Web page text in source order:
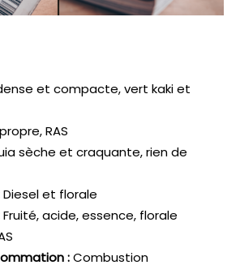
et compacte, vert kaki et
RAS
sèche et craquante, rien de
Diesel et florale
Fruité, acide, essence, florale
:Combustion